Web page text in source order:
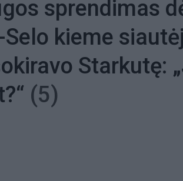
sprendimas
Selo kieme
Starkutę:
(5)